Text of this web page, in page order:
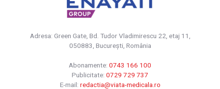
Adresa: Green Gate, Bd. Tudor Vladimirescu 22, etaj 11,
050883, Bucureşti, România
Abonamente: 0743 166 100
Publicitate: 0729 729 737
E-mail: redactia@viata-medicala.ro